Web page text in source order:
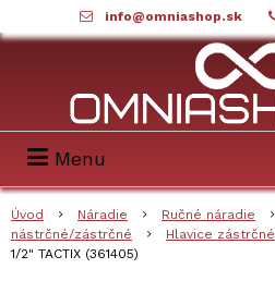
info@omniashop.sk
Menu
Úvod Náradie Ručné náradie
nástrčné/zástrčné
Hlavice zástrčné
1/2" TACTIX (361405)